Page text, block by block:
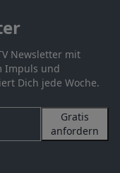
Newsletter mit
Impuls und
Dich jede Woche.
Gratis
anfordern